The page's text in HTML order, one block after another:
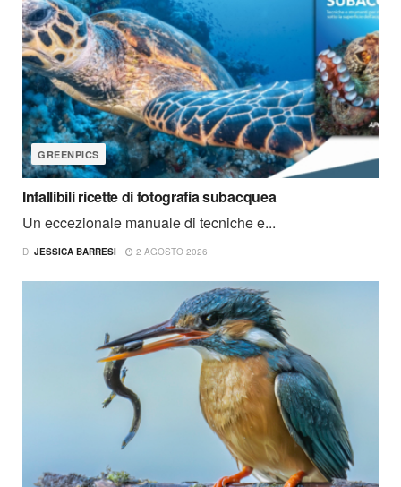
GREENPICS
Infallibili ricette di fotografia subacquea
Un eccezionale manuale di tecniche e...
DI JESSICA BARRESI 2 AGOSTO 2026